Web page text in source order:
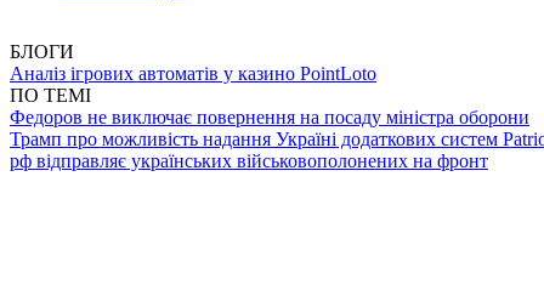
БЛОГИ
Аналіз ігрових автоматів у казино PointLoto
ПО ТЕМІ
Федоров не виключає повернення на посаду міністра оборони
Трамп про можливість надання Україні додаткових систем
рф відправляє українських військовополонених на фронт